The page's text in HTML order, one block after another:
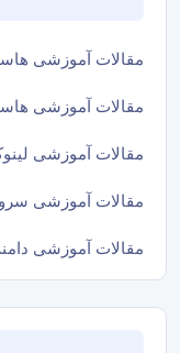
مقالات آموزشی
مقالات آموزشی
مقالات آموزشی
مقالات آموزشی
مقالات آموزشی